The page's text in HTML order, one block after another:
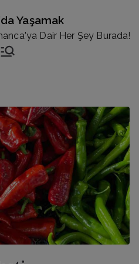
Yaşamak
Dair Her Şey Burada!